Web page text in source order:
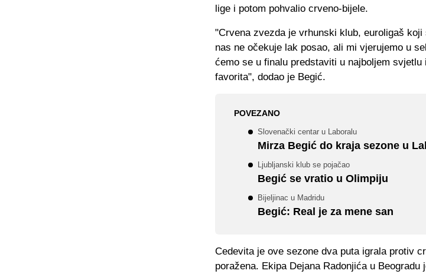
lige i potom pohvalio crveno-bijele.
"Crvena zvezda je vrhunski klub, euroligaš
nas ne očekuje lak posao, ali mi vjerujemo u
ćemo se u finalu predstaviti u najboljem
favorita", dodao je Begić.
POVEZANO
Slovenački centar u Laboralu
Mirza Begić do kraja sezone u
Ljubljanski klub se pojačao
Begić se vratio u Olimpiju
Bijeljinac u Madridu
Begić: Real je za mene san
Cedevita je ove sezone dva puta igrala protiv
poražena. Ekipa Dejana Radonjića u